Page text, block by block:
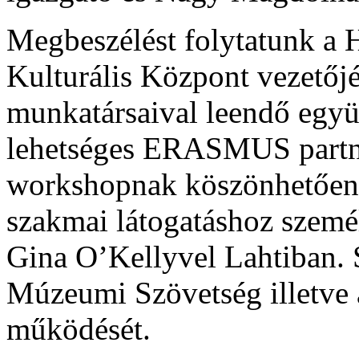
Megbeszélést folytatunk a
Kulturális Központ
munkatársaival leendő
lehetséges ERASMUS
workshopnak
szakmai látogatáshoz
Gina O’Kellyvel Lahtiban.
Múzeumi Szövetség
működését.